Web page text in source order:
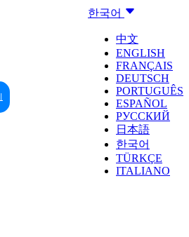
한국어
中文
ENGLISH
FRANÇAIS
DEUTSCH
PORTUGUÊS
ESPAÑOL
РУССКИЙ
日本語
한국어
TÜRKÇE
ITALIANO